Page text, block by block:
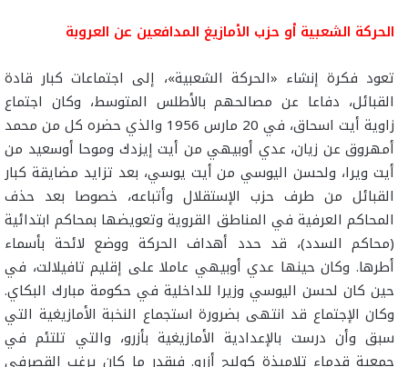
الحركة الشعبية أو حزب الأمازيغ المدافعين عن العروبة
تعود فكرة إنشاء «الحركة الشعبية»، إلى اجتماعات كبار قادة
القبائل، دفاعا عن مصالحهم بالأطلس المتوسط، وكان اجتماع
زاوية أيت اسحاق، في 20 مارس 1956 والذي حضره كل من محمد
أمهروق عن زيان، عدي أوبيهي من أيت إيزدك وموحا أوسعيد من
أيت ويرا، ولحسن اليوسي من أيت يوسي، بعد تزايد مضايقة كبار
القبائل من طرف حزب الإستقلال وأتباعه، خصوصا بعد حذف
المحاكم العرفية في المناطق القروية وتعويضها بمحاكم ابتدائية
(محاكم السدد)، قد حدد أهداف الحركة ووضع لائحة بأسماء
أطرها. وكان حينها عدي أوبيهي عاملا على إقليم تافيلالت، في
حين كان لحسن اليوسي وزيرا للداخلية في حكومة مبارك البكاي.
وكان الإجتماع قد انتهى بضرورة استجماع النخبة الأمازيغية التي
سبق وأن درست بالإعدادية الأمازيغية بأزرو، والتي تلتئم في
جمعية قدماء تلاميذة كوليج أزرو. فبقدر ما كان يرغب القصرفي